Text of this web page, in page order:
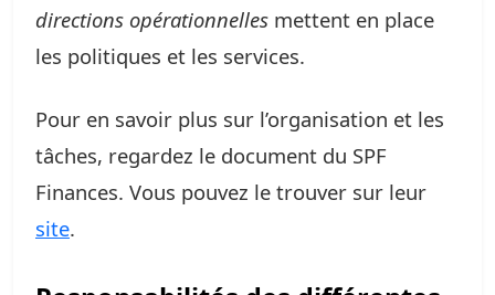
directions opérationnelles mettent en place
les politiques et les services.
Pour en savoir plus sur l’organisation et les
tâches, regardez le document du SPF
Finances. Vous pouvez le trouver sur leur
site.